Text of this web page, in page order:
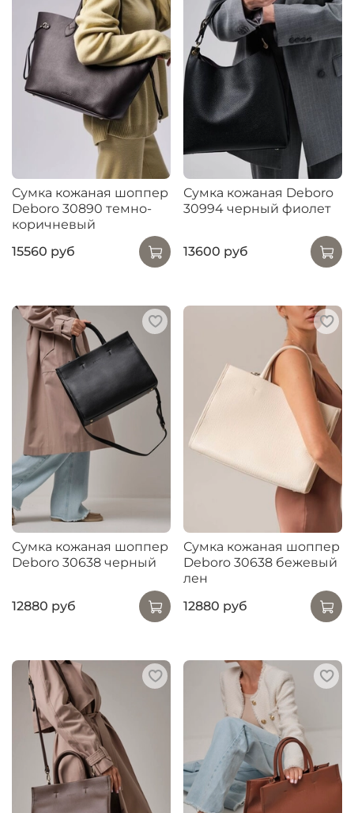
Сумка кожаная шоппер
Deboro 30890 темно-
коричневый
15560 руб
Сумка кожаная Deboro
30994 черный фиолет
13600 руб
Сумка кожаная шоппер
Deboro 30638 черный
12880 руб
Сумка кожаная шоппер
Deboro 30638 бежевый
лен
12880 руб